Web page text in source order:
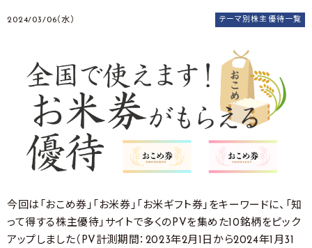
2024/03/06（水） テーマ別株主優待一覧
今回は「おこめ券」「お米券」「お米ギフト券」をキーワードに、「知
って得する株主優待」サイトで多くのPVを集めた10銘柄をピック
アップしました（PV計測期間：2023年2月1日から2024年1月31